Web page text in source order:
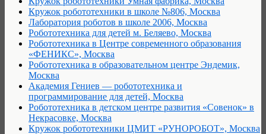
Кружок робототехники в школе №806, Москва
Лаборатория роботов в школе 2006, Москва
Робототехника для детей м. Беляево, Москва
Робототехника в Центре современного образования
«ФЕНИКС», Москва
Робототехника в образовательном центре Эндемик,
Москва
Академия Гениев — робототехника и
программирование для детей, Москва
Робототехника в детском центре развития «Совенок» в
Некрасовке, Москва
Кружок робототехники ЦМИТ «РУНОРОБОТ», Москва